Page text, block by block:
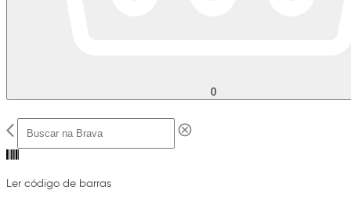
0
Ler código de barras